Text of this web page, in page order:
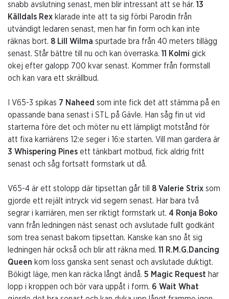
snabb avslutning senast, men blir intressant att se här. 13
Källdals Rex klarade inte att ta sig förbi Parodin från
utvändigt ledaren senast, men har fin form och kan inte
räknas bort. 8 Lill Wilma spurtade bra från 40 meters tillägg
senast. Står bättre till nu och kan överraska. 11 Kolmi gick
okej efter galopp 700 kvar senast. Kommer från formstall
och kan vara ett skrällbud.
I V65-3 spikas 7 Naheed som inte fick det att stämma på en
opassande bana senast i STL på Gävle. Han såg fin ut vid
starterna före det och möter nu ett lämpligt motstånd för
att fixa karriärens 12:e seger i 16:e starten. Vill man gardera är
3 Whispering Pines ett tänkbart motbud, fick aldrig fritt
senast och såg fortsatt formstark ut då.
V65-4 är ett stolopp där tipsettan går till 8 Valerie Strix som
gjorde ett rejält intryck vid segern senast. Har bara två
segrar i karriären, men ser riktigt formstark ut. 4 Ronja Boko
vann från ledningen näst senast och avslutade fullt godkänt
som trea senast bakom tipsettan. Kanske kan sno åt sig
ledningen här också och blir att räkna med. 11 R.M.G.Dancing
Queen kom loss ganska sent senast och avslutade duktigt.
Bökigt läge, men kan räcka långt ändå. 5 Magic Request har
lopp i kroppen och bör vara uppåt i form. 6 Wait What